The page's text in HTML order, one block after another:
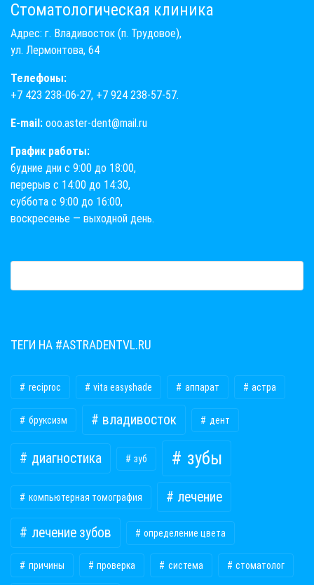
Стоматологическая клиника
Адрес: г. Владивосток (п. Трудовое),
ул. Лермонтова, 64
Телефоны:
+7 423 238-06-27, +7 924 238-57-57.
E-mail: ooo.aster-dent@mail.ru
График работы:
будние дни с 9:00 до 18:00,
перерыв с 14:00 до 14:30,
суббота с 9:00 до 16:00,
воскресенье — выходной день.
ТЕГИ НА #ASTRADENTVL.RU
reciproc vita easyshade аппарат астра
бруксизм владивосток дент
диагностика зуб зубы
компьютерная томография лечение
лечение зубов определение цвета
причины проверка система стоматолог